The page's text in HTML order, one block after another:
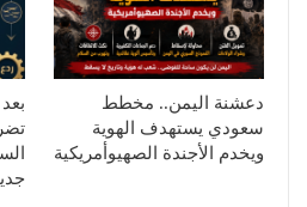
دعشنة اليمن.. مخطط
سعودي يستهدف الهوية
ويخدم الأجندة الصهيوأمريكية